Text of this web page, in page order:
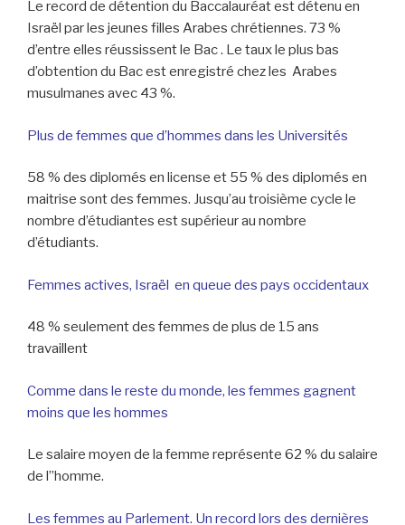
Le record de détention du Baccalauréat est détenu en
Israël par les jeunes filles Arabes chrétiennes. 73 %
d’entre elles réussissent le Bac . Le taux le plus bas
d’obtention du Bac est enregistré chez les Arabes
musulmanes avec 43 %.
Plus de femmes que d’hommes dans les Universités
58 % des diplomés en license et 55 % des diplomés en
maitrise sont des femmes. Jusqu’au troisième cycle le
nombre d’étudiantes est supérieur au nombre
d’étudiants.
Femmes actives, Israël en queue des pays occidentaux
48 % seulement des femmes de plus de 15 ans
travaillent
Comme dans le reste du monde, les femmes gagnent
moins que les hommes
Le salaire moyen de la femme représente 62 % du salaire
de l’’homme.
Les femmes au Parlement. Un record lors des dernières